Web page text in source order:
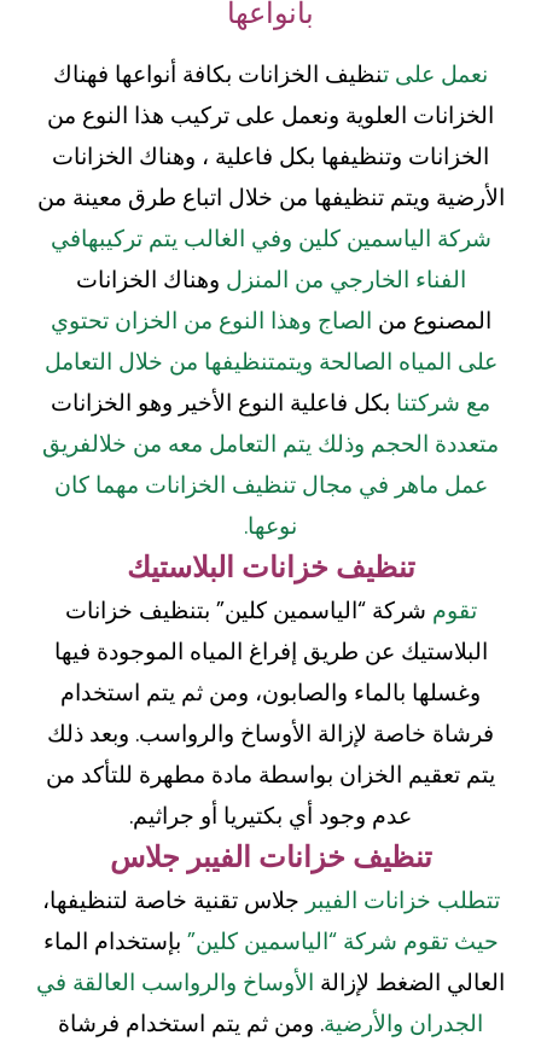
بأنواعها
نعمل على تنظيف الخزانات بكافة أنواعها فهناك
الخزانات العلوية ونعمل على تركيب هذا النوع من
الخزانات وتنظيفها بكل فاعلية ، وهناك الخزانات
الأرضية ويتم تنظيفها من خلال اتباع طرق معينة من
شركة الياسمين كلين وفي الغالب يتم تركيبهافي
الفناء الخارجي من المنزل وهناك الخزانات
المصنوع من الصاج وهذا النوع من الخزان تحتوي
على المياه الصالحة ويتمتنظيفها من خلال التعامل
مع شركتنا بكل فاعلية النوع الأخير وهو الخزانات
متعددة الحجم وذلك يتم التعامل معه من خلالفريق
عمل ماهر في مجال تنظيف الخزانات مهما كان
نوعها.
تنظيف خزانات البلاستيك
تقوم شركة “الياسمين كلين” بتنظيف خزانات
البلاستيك عن طريق إفراغ المياه الموجودة فيها
وغسلها بالماء والصابون، ومن ثم يتم استخدام
فرشاة خاصة لإزالة الأوساخ والرواسب. وبعد ذلك
يتم تعقيم الخزان بواسطة مادة مطهرة للتأكد من
عدم وجود أي بكتيريا أو جراثيم.
تنظيف خزانات الفيبر جلاس
تتطلب خزانات الفيبر جلاس تقنية خاصة لتنظيفها،
حيث تقوم شركة “الياسمين كلين” بإستخدام الماء
العالي الضغط لإزالة الأوساخ والرواسب العالقة في
الجدران والأرضية. ومن ثم يتم استخدام فرشاة